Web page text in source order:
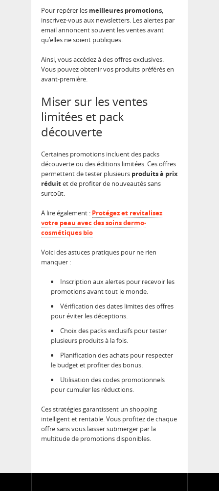
Pour repérer les meilleures promotions,
inscrivez-vous aux newsletters. Les alertes par
email annoncent souvent les ventes avant
qu’elles ne soient publiques.
Ainsi, vous accédez à des offres exclusives.
Vous pouvez obtenir vos produits préférés en
avant-première.
Miser sur les ventes
limitées et pack
découverte
Certaines promotions incluent des packs
découverte ou des éditions limitées. Ces offres
permettent de tester plusieurs produits à prix
réduitet de profiter de nouveautés sans
surcoût.
A lire également : Protégez et revitalisez
votre peau avec des soins dermo-
cosmétiques bio
Voici des astuces pratiques pour ne rien
manquer :
Inscription aux alertes pour recevoir les
promotions avant tout le monde.
Vérification des dates limites des offres
pour éviter les déceptions.
Choix des packs exclusifs pour tester
plusieurs produits à la fois.
Planification des achats pour respecter
le budget et profiter des bonus.
Utilisation des codes promotionnels
pour cumuler les réductions.
Ces stratégies garantissent un shopping
intelligent et rentable. Vous profitez de chaque
offre sans vous laisser submerger par la
multitude de promotions disponibles.